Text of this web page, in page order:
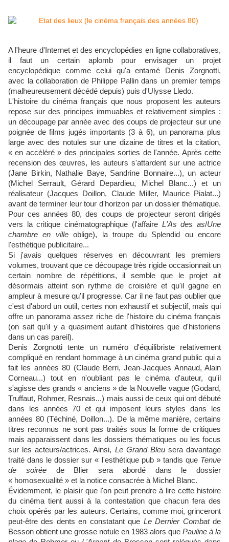
A l'heure d'Internet et des encyclopédies en ligne collaboratives,
il faut un certain aplomb pour envisager un projet
encyclopédique comme celui qu'a entamé Denis Zorgnotti,
avec la collaboration de Philippe Pallin dans un premier temps
(malheureusement décédé depuis) puis d'Ulysse Lledo.
L'histoire du cinéma français que nous proposent les auteurs
repose sur des principes immuables et relativement simples :
un découpage par année avec des coups de projecteur sur une
poignée de films jugés importants (3 à 6), un panorama plus
large avec des notules sur une dizaine de titres et la citation,
« en accéléré » des principales sorties de l'année. Après cette
recension des œuvres, les auteurs s'attardent sur une actrice
(Jane Birkin, Nathalie Baye, Sandrine Bonnaire...), un acteur
(Michel Serrault, Gérard Depardieu, Michel Blanc...) et un
réalisateur (Jacques Doillon, Claude Miller, Maurice Pialat...)
avant de terminer leur tour d'horizon par un dossier thématique.
Pour ces années 80, des coups de projecteur seront dirigés
vers la critique cinématographique (l'affaire L'As des as/Une
chambre en villeoblige), la troupe du Splendid ou encore
l'esthétique publicitaire...
Si j'avais quelques réserves en découvrant les premiers
volumes, trouvant que ce découpage très rigide occasionnait un
certain nombre de répétitions, il semble que le projet ait
désormais atteint son rythme de croisière et qu'il gagne en
ampleur à mesure qu'il progresse. Car il ne faut pas oublier que
c'est d'abord un outil, certes non exhaustif et subjectif, mais qui
offre un panorama assez riche de l'histoire du cinéma français
(on sait qu'il y a quasiment autant d'histoires que d'historiens
dans un cas pareil).
Denis Zorgnotti tente un numéro d'équilibriste relativement
compliqué en rendant hommage à un cinéma grand public qui a
fait les années 80 (Claude Berri, Jean-Jacques Annaud, Alain
Corneau...) tout en n'oubliant pas le cinéma d'auteur, qu'il
s'agisse des grands « anciens » de la Nouvelle vague (Godard,
Truffaut, Rohmer, Resnais...) mais aussi de ceux qui ont débuté
dans les années 70 et qui imposent leurs styles dans les
années 80 (Téchiné, Doillon...). De la même manière, certains
titres reconnus ne sont pas traités sous la forme de critiques
mais apparaissent dans les dossiers thématiques ou les focus
sur les acteurs/actrices. Ainsi, Le Grand Bleusera davantage
traité dans le dossier sur « l'esthétique pub » tandis que Tenue
de soiréede Blier sera abordé dans le dossier
« homosexualité » et la notice consacrée à Michel Blanc.
Évidemment, le plaisir que l'on peut prendre à lire cette histoire
du cinéma tient aussi à la contestation que chacun fera des
choix opérés par les auteurs. Certains, comme moi, grinceront
peut-être des dents en constatant que Le Dernier Combatde
Besson obtient une grosse notule en 1983 alors que Pauline à la